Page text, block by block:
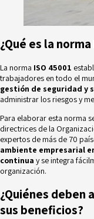
¿Qué es la
La norma ISO 45001
trabajadores en todo el
gestión de seguridad y
administrar los riesgos y
Para elaborar esta norma
directrices de la
expertos de más de 70
ambiente empresarial
continua y se integra
organización.
¿Quiénes deben
sus beneficios?